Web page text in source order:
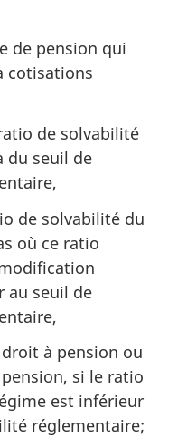
de pension qui
cotisations
de solvabilité
du seuil de
de solvabilité du
où ce ratio
au seuil de
à pension ou
si le ratio
est inférieur
réglementaire;